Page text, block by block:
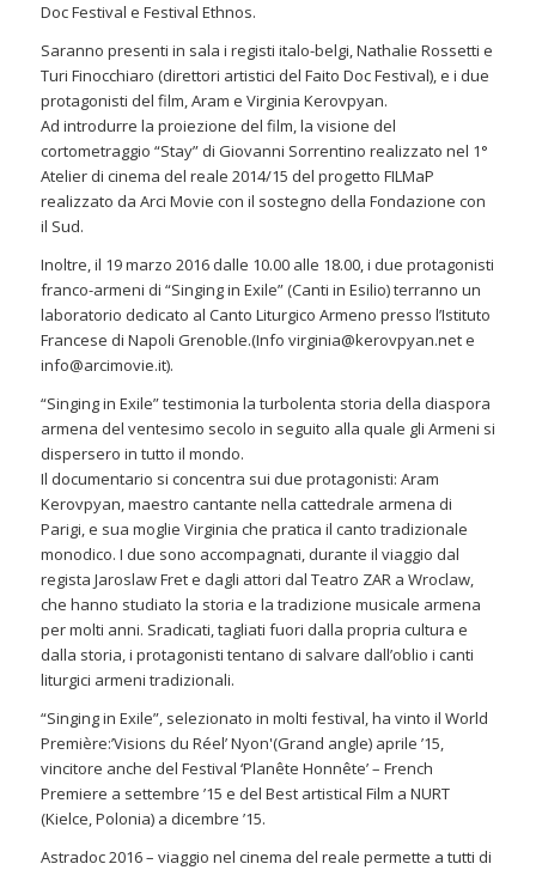
Doc Festival e Festival Ethnos.
Saranno presenti in sala i registi italo-belgi, Nathalie Rossetti e
Turi Finocchiaro (direttori artistici del Faito Doc Festival), e i due
protagonisti del film, Aram e Virginia Kerovpyan.
Ad introdurre la proiezione del film, la visione del
cortometraggio “Stay” di Giovanni Sorrentino realizzato nel 1°
Atelier di cinema del reale 2014/15 del progetto FILMaP
realizzato da Arci Movie con il sostegno della Fondazione con
il Sud.
Inoltre, il 19 marzo 2016 dalle 10.00 alle 18.00, i due protagonisti
franco-armeni di “Singing in Exile” (Canti in Esilio) terranno un
laboratorio dedicato al Canto Liturgico Armeno presso l’Istituto
Francese di Napoli Grenoble.(Info virginia@kerovpyan.net e
info@arcimovie.it).
“Singing in Exile” testimonia la turbolenta storia della diaspora
armena del ventesimo secolo in seguito alla quale gli Armeni si
dispersero in tutto il mondo.
Il documentario si concentra sui due protagonisti: Aram
Kerovpyan, maestro cantante nella cattedrale armena di
Parigi, e sua moglie Virginia che pratica il canto tradizionale
monodico. I due sono accompagnati, durante il viaggio dal
regista Jaroslaw Fret e dagli attori dal Teatro ZAR a Wroclaw,
che hanno studiato la storia e la tradizione musicale armena
per molti anni. Sradicati, tagliati fuori dalla propria cultura e
dalla storia, i protagonisti tentano di salvare dall’oblio i canti
liturgici armeni tradizionali.
“Singing in Exile”, selezionato in molti festival, ha vinto il World
Première:’Visions du Réel’ Nyon'(Grand angle) aprile ’15,
vincitore anche del Festival ‘Planête Honnête’ – French
Premiere a settembre ’15 e del Best artistical Film a NURT
(Kielce, Polonia) a dicembre ’15.
Astradoc 2016 – viaggio nel cinema del reale permette a tutti di